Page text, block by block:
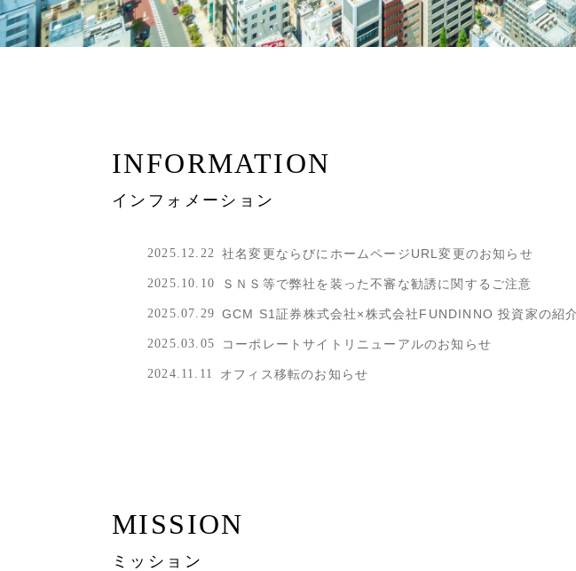
INFORMATION
インフォメーション
2025.12.22 社名変更ならびにホームページURL変更のお知らせ
2025.10.10 ＳＮＳ等で弊社を装った不審な勧誘に関するご注意
2025.07.29 GCM S1証券株式会社×株式会社FUNDINNO 投資家の紹
2025.03.05 コーポレートサイトリニューアルのお知らせ
2024.11.11 オフィス移転のお知らせ
MISSION
ミッション